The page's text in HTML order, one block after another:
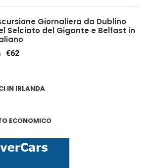
Giornaliera da Dublino
Selciato del Gigante e Belfast in
€62
IN IRLANDA
ECONOMICO